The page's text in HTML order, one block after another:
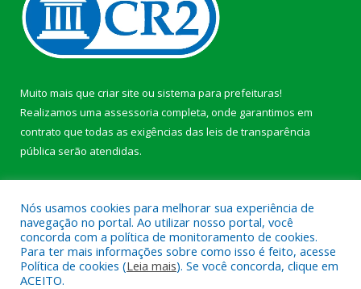
Muito mais que criar site ou sistema para prefeituras!
Realizamos uma assessoria completa, onde garantimos em
contrato que todas as exigências das leis de transparência
pública serão atendidas.
Todos os direitos reservados a Câmara Municipal de Anajás.
Nós usamos cookies para melhorar sua experiência de
navegação no portal. Ao utilizar nosso portal, você
concorda com a política de monitoramento de cookies.
Para ter mais informações sobre como isso é feito, acesse
Política de cookies (Leia mais). Se você concorda, clique em
ACEITO.